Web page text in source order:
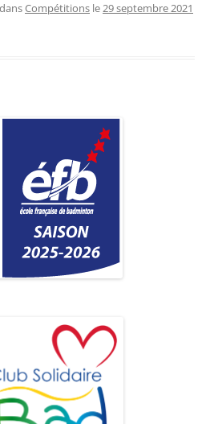
Compétitions le29 septembre 2021